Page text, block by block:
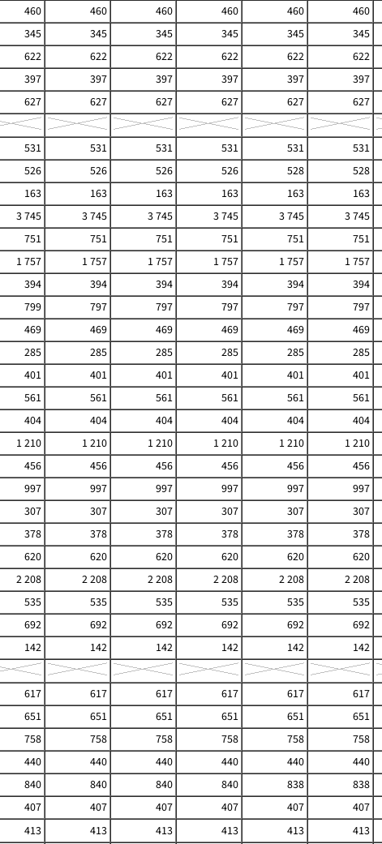
460 460 460 460 460
460
345 345 345 345 345
345
622 622 622 622 622
622
397 397 397 397 397
397
627 627 627 627 627
627
531 531 531 531 531
531
526 526 526 526 528
528
163 163 163 163 163
163
3 745 3 745 3 745 3 745 3 745
3 745
751 751 751 751 751
751
1 757 1 757 1 757 1 757 1 757
1 757
394 394 394 394 394
394
799 797 797 797 797
797
469 469 469 469 469
469
285 285 285 285 285
285
401 401 401 401 401
401
561 561 561 561 561
561
404 404 404 404 404
404
1 210 1 210 1 210 1 210 1 210
1 210
456 456 456 456 456
456
997 997 997 997 997
997
307 307 307 307 307
307
378 378 378 378 378
378
620 620 620 620 620
620
2 208 2 208 2 208 2 208 2 208
2 208
535 535 535 535 535
535
692 692 692 692 692
692
142 142 142 142 142
142
617 617 617 617 617
617
651 651 651 651 651
651
758 758 758 758 758
758
440 440 440 440 440
440
840 840 840 840 838
838
407 407 407 407 407
407
413 413 413 413 413
413